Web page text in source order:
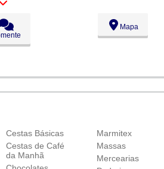
Mapa
Cestas Básicas
Cestas de Café
da Manhã
Marmitex
Massas
Mercearias